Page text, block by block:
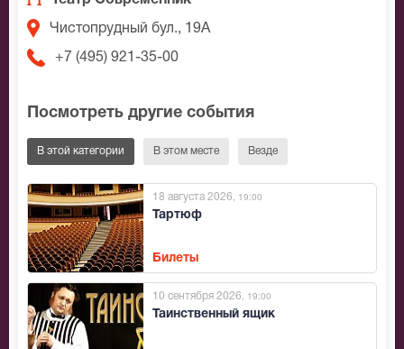
Чистопрудный бул., 19А
+7 (495) 921-35-00
Посмотреть другие события
В этой категории В этом месте Везде
Тартюф
18 августа 2026 , 19:00
Билеты
Таинственный ящик
10 сентября 2026 , 19:00